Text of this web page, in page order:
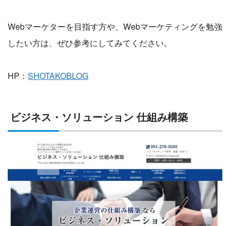
Webマーケターを目指す方や、Webマーケティングを勉強
したい方は、ぜひ参考にしてみてください。
HP： SHOTAKOBLOG
ビジネス・ソリューション 仕組み構築